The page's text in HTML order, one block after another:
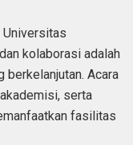
Universitas
kolaborasi adalah
berkelanjutan. Acara
serta
fasilitas